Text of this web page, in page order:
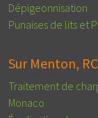
Dépigeonnisation
Punaises de lits et
Sur Menton,
Traitement de
Monaco